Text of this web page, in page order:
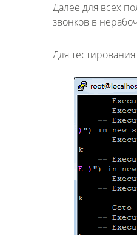
Далее для всех
звонков в
Для